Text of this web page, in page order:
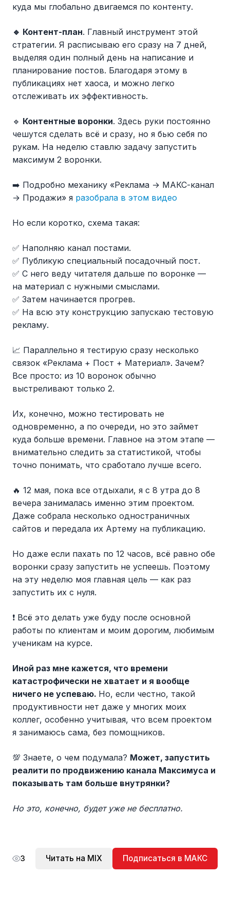
куда мы глобально двигаемся по контенту.
🔹 Контент-план. Главный инструмент этой
стратегии. Я расписываю его сразу на 7 дней,
выделяя один полный день на написание и
планирование постов. Благодаря этому в
публикациях нет хаоса, и можно легко
отслеживать их эффективность.
🔹 Контентные воронки. Здесь руки постоянно
чешутся сделать всё и сразу, но я бью себя по
рукам. На неделю ставлю задачу запустить
максимум 2 воронки.
➡️ Подробно механику «Реклама → МАКС-канал
→ Продажи» я разобрала в этом видео
Но если коротко, схема такая:
✅ Наполняю канал постами.
✅ Публикую специальный посадочный пост.
✅ С него веду читателя дальше по воронке —
на материал с нужными смыслами.
✅ Затем начинается прогрев.
✅ На всю эту конструкцию запускаю тестовую
рекламу.
📈 Параллельно я тестирую сразу несколько
связок «Реклама + Пост + Материал». Зачем?
Все просто: из 10 воронок обычно
выстреливают только 2.
Их, конечно, можно тестировать не
одновременно, а по очереди, но это займет
куда больше времени. Главное на этом этапе —
внимательно следить за статистикой, чтобы
точно понимать, что сработало лучше всего.
🔥 12 мая, пока все отдыхали, я с 8 утра до 8
вечера занималась именно этим проектом.
Даже собрала несколько одностраничных
сайтов и передала их Артему на публикацию.
Но даже если пахать по 12 часов, всё равно обе
воронки сразу запустить не успеешь. Поэтому
на эту неделю моя главная цель — как раз
запустить их с нуля.
❗️ Всё это делать уже буду после основной
работы по клиентам и моим дорогим, любимым
ученикам на курсе.
Иной раз мне кажется, что времени
катастрофически не хватает и я вообще
ничего не успеваю. Но, если честно, такой
продуктивности нет даже у многих моих
коллег, особенно учитывая, что всем проектом
я занимаюсь сама, без помощников.
💯 Знаете, о чем подумала? Может, запустить
реалити по продвижению канала Максимуса и
показывать там больше внутрянки?
Но это, конечно, будет уже не бесплатно.
3 Читать на MIX Подписаться в МАКС